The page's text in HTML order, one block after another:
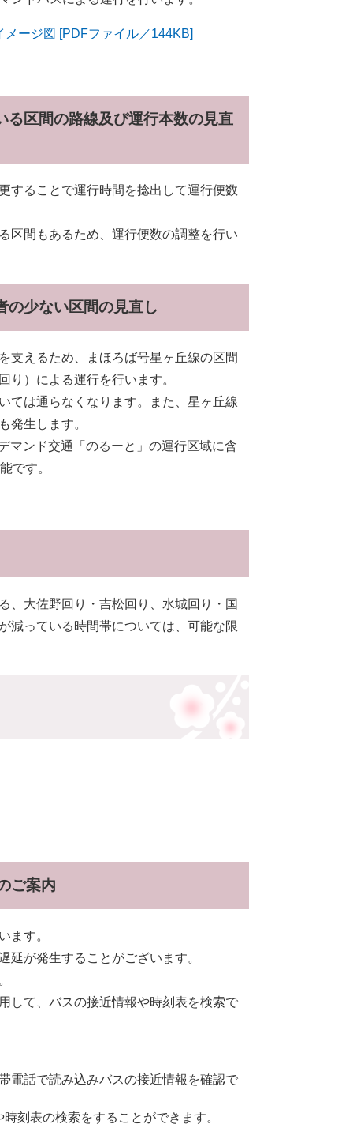
ージ図 [PDFファイル／144KB]
る区間の路線及び運行本数の見直
することで運行時間を捻出して運行便数
区間もあるため、運行便数の調整を行い
の少ない区間の見直し
支えるため、まほろば号星ヶ丘線の区間
り）による運行を行います。
ては通らなくなります。また、星ヶ丘線
発生します。
マンド交通「のるーと」の運行区域に含
です。
、大佐野回り・吉松回り、水城回り・国
減っている時間帯については、可能な限
ご案内
ます。
延が発生することがございます。
して、バスの接近情報や時刻表を検索で
電話で読み込みバスの接近情報を確認で
刻表の検索をすることができます。